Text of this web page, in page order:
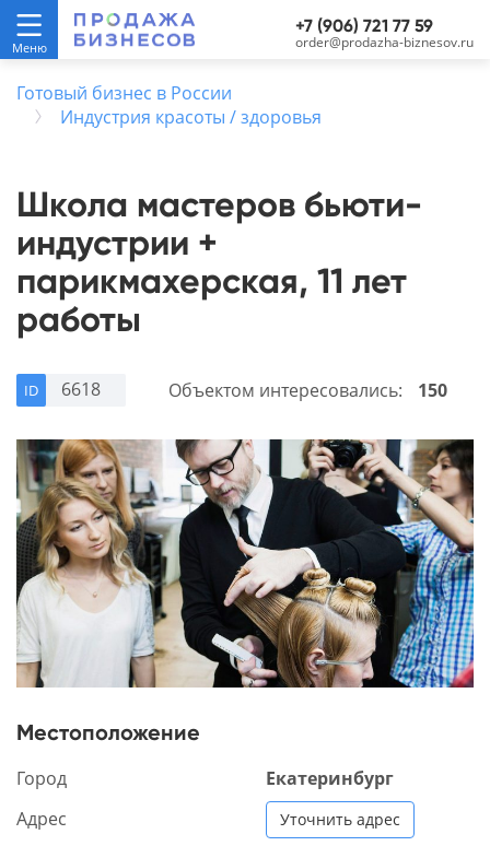
+7 (906) 721 77 59
order@prodazha-biznesov.ru
Готовый бизнес в России
Индустрия красоты / здоровья
Школа мастеров бьюти-
индустрии +
парикмахерская, 11 лет
работы
ID 6618 Объектом интересовались: 150
Местоположение
Город
Екатеринбург
Адрес
Уточнить адрес